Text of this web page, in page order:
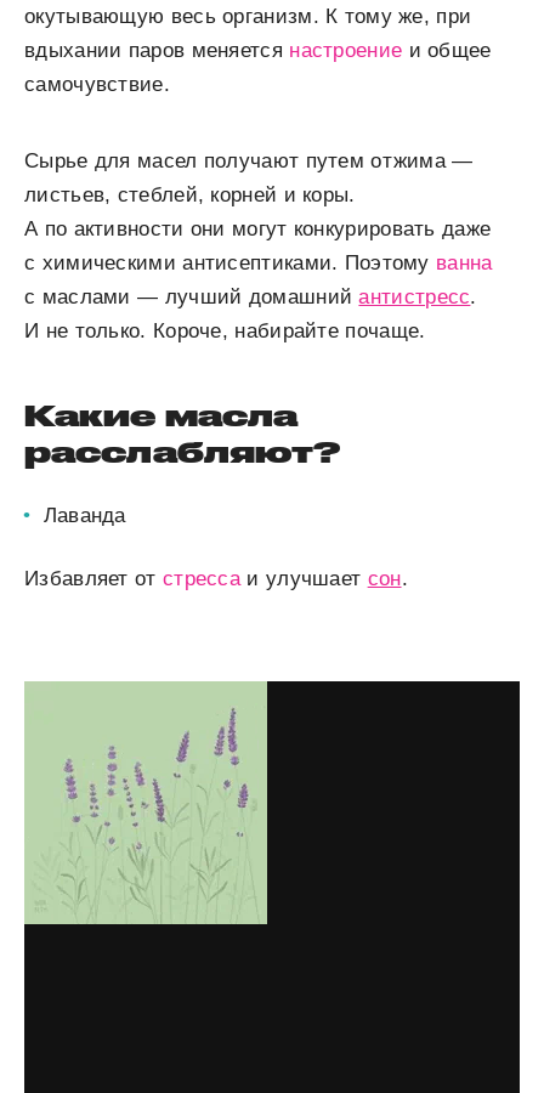
окутывающую весь организм. К тому же, при
вдыхании паров меняется настроение и общее
самочувствие.
Сырье для масел получают путем отжима —
листьев, стеблей, корней и коры.
А по активности они могут конкурировать даже
с химическими антисептиками. Поэтому ванна
с маслами — лучший домашнийантистресс.
И не только. Короче, набирайте почаще.
Какие масла
расслабляют?
Лаванда
Избавляет от стрессаи улучшает сон.